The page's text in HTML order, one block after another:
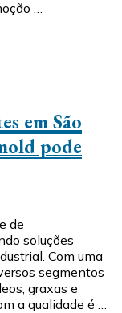
…
em São
pode
de
soluções
Com uma
segmentos
graxas e
a qualidade é …